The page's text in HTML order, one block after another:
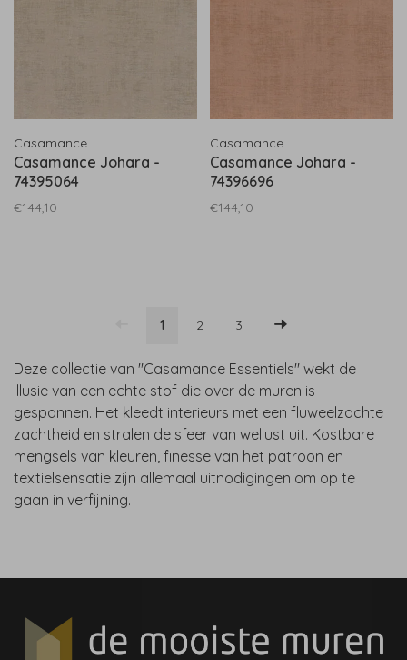
Casamance
Casamance Johara -
74395064
€144,10
Casamance
Casamance Johara -
74396696
€144,10
1 2 3
Deze collectie van "Casamance Essentiels" wekt de
illusie van een echte stof die over de muren is
gespannen. Het kleedt interieurs met een fluweelzachte
zachtheid en stralen de sfeer van wellust uit. Kostbare
mengsels van kleuren, finesse van het patroon en
textielsensatie zijn allemaal uitnodigingen om op te
gaan in verfijning.